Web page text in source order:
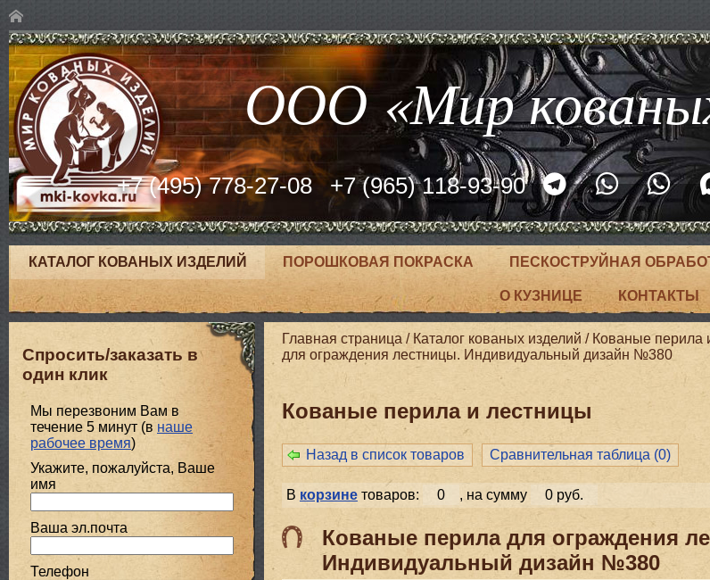
ООО «Мир
+7 (495) 778-27-08 +7 (965) 118-93-90
КАТАЛОГ КОВАНЫХ ИЗДЕЛИЙ ПОРОШКОВАЯ ПОКРАСКА ПЕСКОСТРУЙНАЯ
О КУЗНИЦЕ КОНТАКТЫ
Главная страница / Каталог кованых изделий / Кованые перила
для ограждения лестницы. Индивидуальный дизайн №380
Кованые перила и лестницы
Назад в список товаров Сравнительная таблица (0)
В корзинетоваров: 0 , на сумму 0 руб.
Кованые перила для ограждения
Индивидуальный дизайн №380
Спросить/заказать в
один клик
Мы перезвоним Вам в
течение 5 минут (в наше
рабочее время)
Укажите, пожалуйста, Ваше
имя
Ваша эл.почта
Телефон